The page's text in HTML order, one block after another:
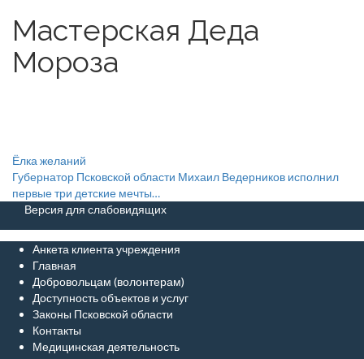
Мастерская Деда
Мороза
Навигация
по
записям
Ёлка желаний
Губернатор Псковской области Михаил Ведерников исполнил
первые три детские мечты…
Версия для слабовидящих
Анкета клиента учреждения
Главная
Добровольцам (волонтерам)
Доступность объектов и услуг
Законы Псковской области
Контакты
Медицинская деятельность